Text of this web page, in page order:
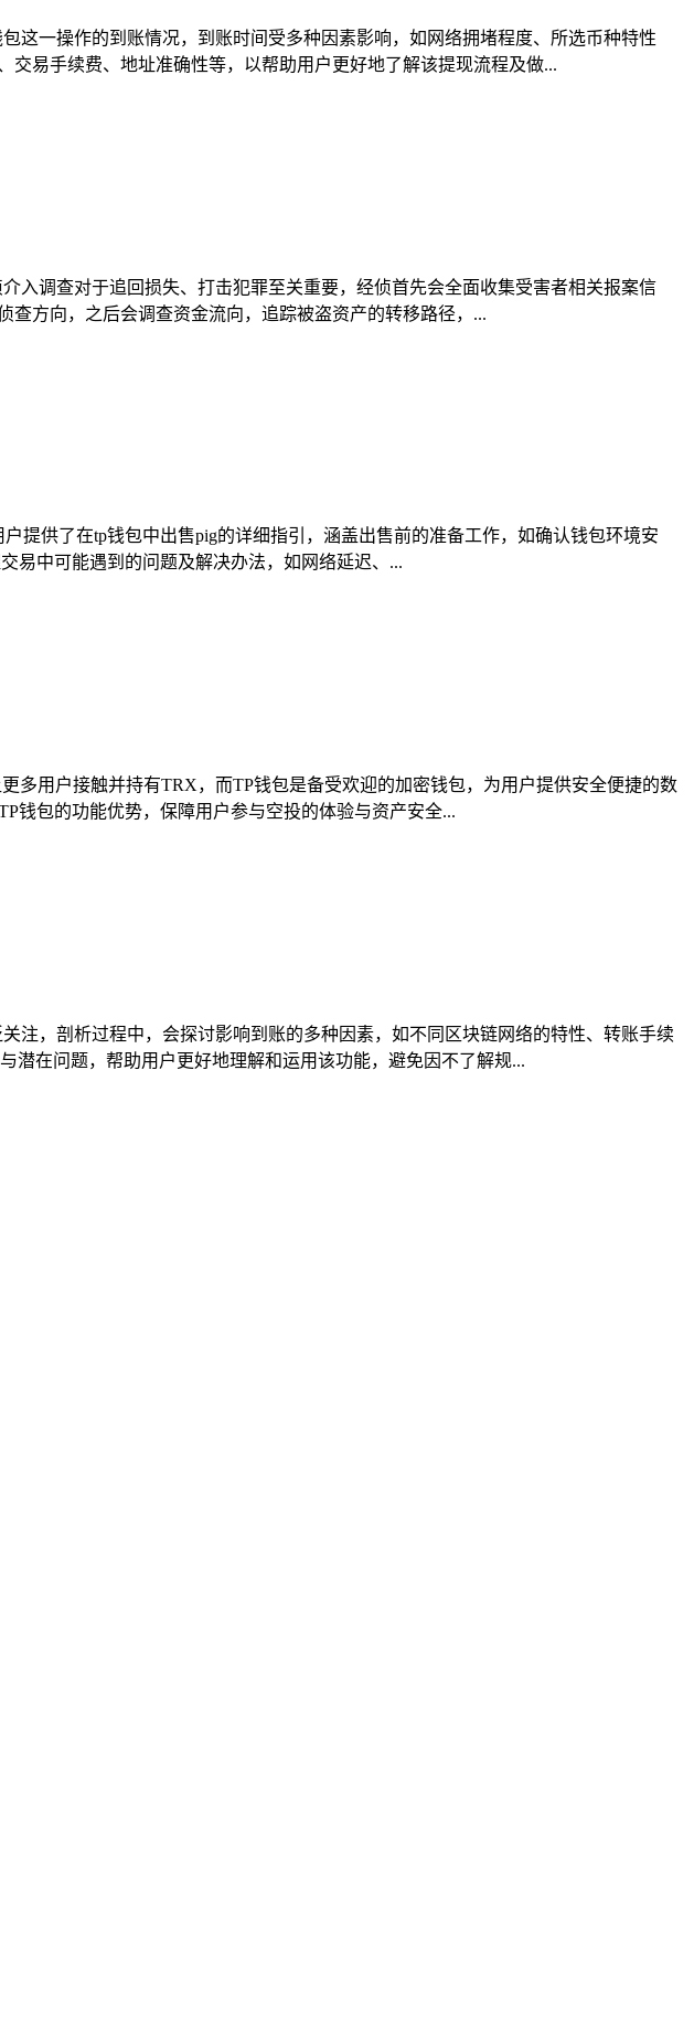
这一操作的到账情况，到账时间受多种因素影响，如网络拥堵程度、所选币种特性
易手续费、地址准确性等，以帮助用户更好地了解该提现流程及做...
入调查对于追回损失、打击犯罪至关重要，经侦首先会全面收集受害者相关报案信
方向，之后会调查资金流向，追踪被盗资产的转移路径，...
提供了在tp钱包中出售pig的详细指引，涵盖出售前的准备工作，如确认钱包环境安
易中可能遇到的问题及解决办法，如网络延迟、...
多用户接触并持有TRX，而TP钱包是备受欢迎的加密钱包，为用户提供安全便捷的数
钱包的功能优势，保障用户参与空投的体验与资产安全...
注，剖析过程中，会探讨影响到账的多种因素，如不同区块链网络的特性、转账手续
潜在问题，帮助用户更好地理解和运用该功能，避免因不了解规...